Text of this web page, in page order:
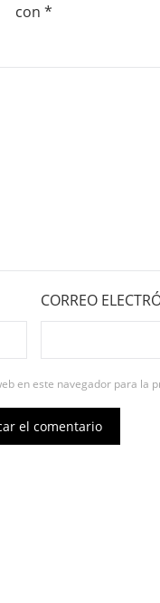
con *
CORREO
en este navegador para la